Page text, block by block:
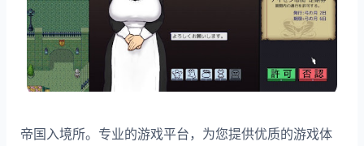
帝国入境所。专业的游戏平台，为您提供优质的游戏体